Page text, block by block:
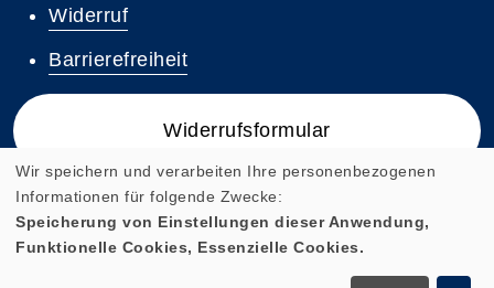
Widerruf
Barrierefreiheit
Widerrufsformular
Cookie Einstellungen
Wir speichern und verarbeiten Ihre personenbezogenen
Informationen für folgende Zwecke:
Speicherung von Einstellungen dieser Anwendung,
Funktionelle Cookies, Essenzielle Cookies.